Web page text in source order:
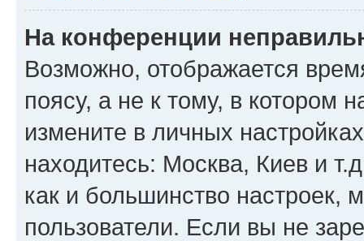
На конференции
Возможно, отображается
поясу, а не к тому, в котором
измените в личных
находитесь: Москва, Киев и
как и большинство настроек,
пользователи. Если вы не